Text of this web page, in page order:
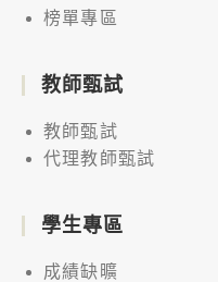
榜單專區
教師甄試
教師甄試
代理教師甄試
學生專區
成績缺曠